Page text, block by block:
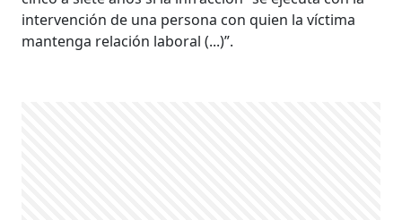
intervención de una persona con quien la víctima
mantenga relación laboral (...)”.